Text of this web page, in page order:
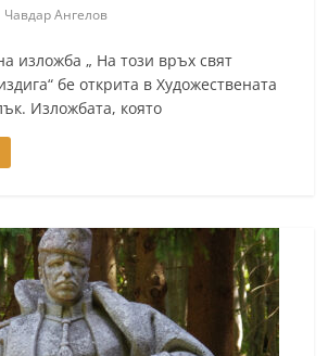
Чавдар Ангелов
изложба „ На този връх свят
бе открита в Художествената
Изложбата, която